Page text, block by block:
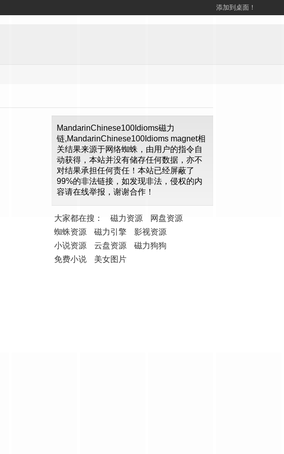
添加到桌面！
MandarinChinese100Idioms磁力
链,MandarinChinese100Idioms magnet相
关结果来源于网络蜘蛛，由用户的指令自
动获得，本站并没有储存任何数据，亦不
对结果承担任何责任！本站已经屏蔽了
99%的非法链接，如发现非法，侵权的内
容请在线举报，谢谢合作！
大家都在搜： 磁力资源
网盘资源
蜘蛛资源
磁力引擎
影视资源
小说资源
云盘资源
磁力狗狗
免费小说
美女图片